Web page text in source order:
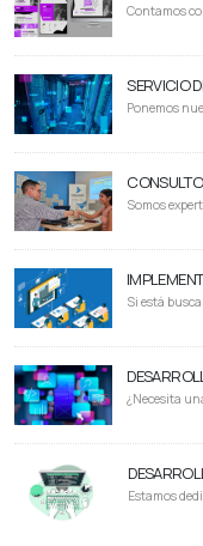
Contamos
SERVICIO
Ponemos
Somos
Si está
¿Necesita
Estamos